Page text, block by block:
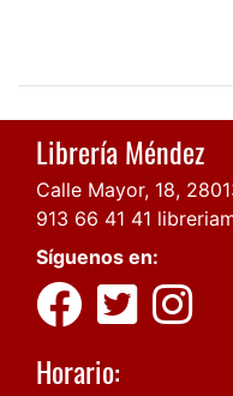
Librería Méndez
Calle Mayor, 18,
913 66 41 41
Síguenos en:
Horario: